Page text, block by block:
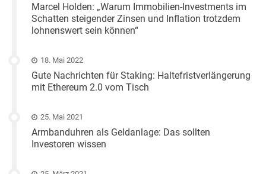
Marcel Holden: „Warum Immobilien-Investments im
Schatten steigender Zinsen und Inflation trotzdem
lohnenswert sein können“
18. Mai 2022
Gute Nachrichten für Staking: Haltefristverlängerung
mit Ethereum 2.0 vom Tisch
25. Mai 2021
Armbanduhren als Geldanlage: Das sollten
Investoren wissen